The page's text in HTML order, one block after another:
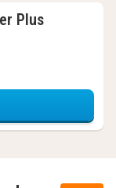
Plus
Good